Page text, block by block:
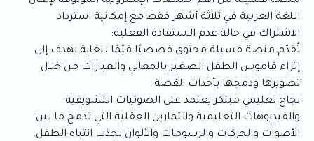
اللغة العربية في ثلاثة أشهر فقط مع إمكانية استرداد
الاشتراك في حالة عدم الاستفادة الفعلية:
تُقدّم منصة فسيلة محتوى قصصيًا قيّمًا للغاية يهدف إلى
إثراء قاموس الطفل الصغير بالمعاني والعبارات من خلال
تصويرها ودمجها بأحداث القصة.
نجاح تعليمي مبتكر يعتمد على الصوتيات التشويقية
والفيديوهات التعليمية والتمارين العقلية التي تدمج ما بين
الأصوات والحركات والرسومات والألوان لجذب انتباه الطفل.